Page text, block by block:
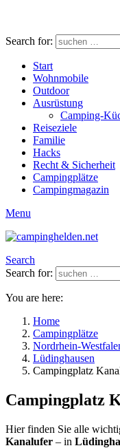
Search for:
Start
Wohnmobile
Outdoor
Ausrüstung
Camping-
Reiseziele
Familie
Hacks
Recht & Sicherheit
Campingplätze
Campingmagazin
Menu
Search
Search for:
You are here:
Home
Campingplätze
Nordrhein-
Lüdinghausen
Campingplatz
Campingplatz
Hier finden Sie alle
Kanalufer – in